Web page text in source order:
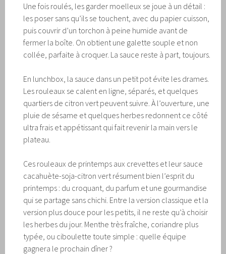
Une fois roulés, les garder moelleux se joue à un détail :
les poser sans qu’ils se touchent, avec du papier cuisson,
puis couvrir d’un torchon à peine humide avant de
fermer la boîte. On obtient une galette souple et non
collée, parfaite à croquer. La sauce reste à part, toujours.
En lunchbox, la sauce dans un petit pot évite les drames.
Les rouleaux se calent en ligne, séparés, et quelques
quartiers de citron vert peuvent suivre. À l’ouverture, une
pluie de sésame et quelques herbes redonnent ce côté
ultra frais et appétissant qui fait revenir la main vers le
plateau.
Ces rouleaux de printemps aux crevettes et leur sauce
cacahuète-soja-citron vert résument bien l’esprit du
printemps : du croquant, du parfum et une gourmandise
qui se partage sans chichi. Entre la version classique et la
version plus douce pour les petits, il ne reste qu’à choisir
les herbes du jour. Menthe très fraîche, coriandre plus
typée, ou ciboulette toute simple : quelle équipe
gagnera le prochain dîner ?